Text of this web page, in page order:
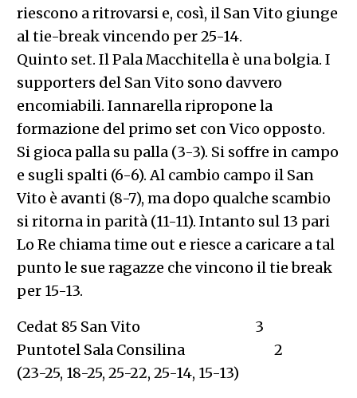
riescono a ritrovarsi e, così, il San Vito giunge
al tie-break vincendo per 25-14.
Quinto set. Il Pala Macchitella è una bolgia. I
supporters del San Vito sono davvero
encomiabili. Iannarella ripropone la
formazione del primo set con Vico opposto.
Si gioca palla su palla (3-3). Si soffre in campo
e sugli spalti (6-6). Al cambio campo il San
Vito è avanti (8-7), ma dopo qualche scambio
si ritorna in parità (11-11). Intanto sul 13 pari
Lo Re chiama time out e riesce a caricare a tal
punto le sue ragazze che vincono il tie break
per 15-13.
Cedat 85 San Vito 3
Puntotel Sala Consilina 2
(23-25, 18-25, 25-22, 25-14, 15-13)